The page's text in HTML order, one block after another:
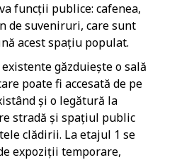
funcții publice: cafenea,
de suveniruri, care sunt
acest spațiu populat.
găzduiește o sală
poate fi accesată de pe
și o legătură la
stradă și spațiul public
clădirii. La etajul 1 se
expoziții temporare,